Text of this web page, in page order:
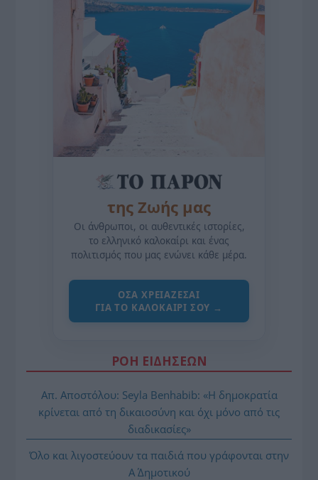
της Ζωής μας
Οι άνθρωποι, οι αυθεντικές ιστορίες,
το ελληνικό καλοκαίρι και ένας
πολιτισμός που μας ενώνει κάθε μέρα.
ΌΣΑ ΧΡΕΙΆΖΕΣΑΙ
ΓΙΑ ΤΟ ΚΑΛΟΚΑΊΡΙ ΣΟΥ →
ΡΟΗ ΕΙΔΗΣΕΩΝ
Απ. Αποστόλου: Seyla Benhabib: «Η δημοκρατία
κρίνεται από τη δικαιοσύνη και όχι μόνο από τις
διαδικασίες»
Όλο και λιγοστεύουν τα παιδιά που γράφονται στην
Α΄ Δημοτικού